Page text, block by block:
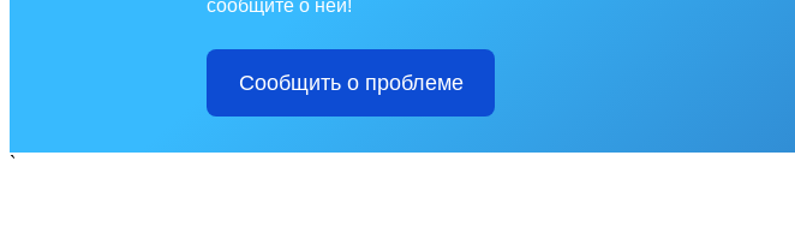
сообщите о ней!
Сообщить о проблеме
`